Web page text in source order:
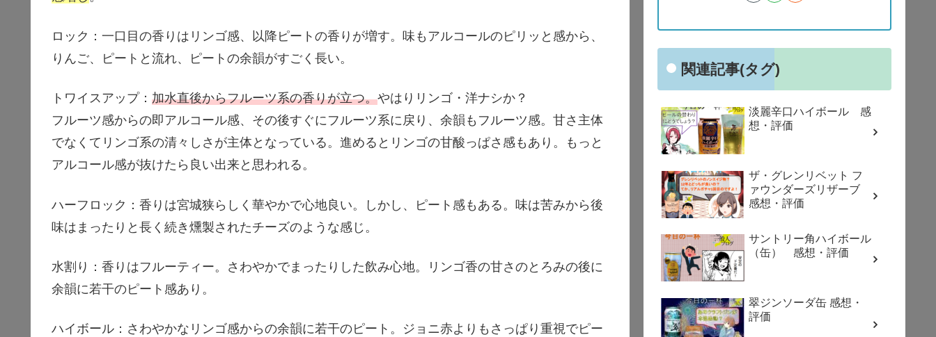
ロック：一口目の香りはリンゴ感、以降ピートの香りが増す。味もアルコールのピリッと感から、
りんご、ピートと流れ、ピートの余韻がすごく長い。
トワイスアップ： 加水直後からフルーツ系の香りが立つ。やはりリンゴ・洋ナシか？
フルーツ感からの即アルコール感、その後すぐにフルーツ系に戻り、余韻もフルーツ感。甘さ主体
でなくてリンゴ系の清々しさが主体となっている。進めるとリンゴの甘酸っぱさ感もあり。もっと
アルコール感が抜けたら良い出来と思われる。
ハーフロック：香りは宮城狭らしく華やかで心地良い。しかし、ピート感もある。味は苦みから後
味はまったりと長く続き燻製されたチーズのような感じ。
水割り：香りはフルーティー。さわやかでまったりした飲み心地。リンゴ香の甘さのとろみの後に
余韻に若干のピート感あり。
ハイボール：さわやかなリンゴ感からの余韻に若干のピート。ジョニ赤よりもさっぱり重視でピー
関連記事(タグ)
淡麗辛口ハイボール 感
想・評価
ザ・グレンリベット フ
ァウンダーズリザーブ
感想・評価
サントリー角ハイボール
（缶） 感想・評価
翠ジンソーダ缶 感想・
評価